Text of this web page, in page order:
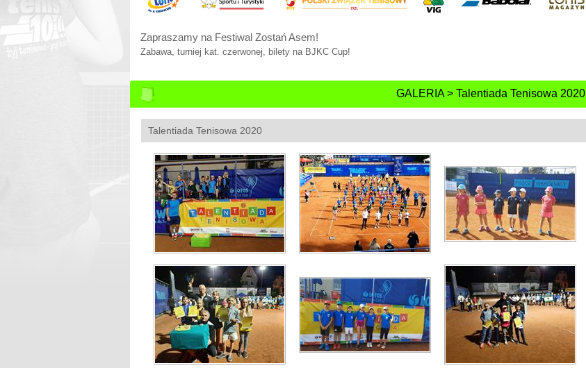
Nowy Regulamin Tenis10 na rok 2026
Zapraszamy do zapoznania się ze zmianami: dział TURNIEJE -> Dla Organizatorów
GALERIA > Talentiada Tenisowa 2020
Talentiada Tenisowa 2020